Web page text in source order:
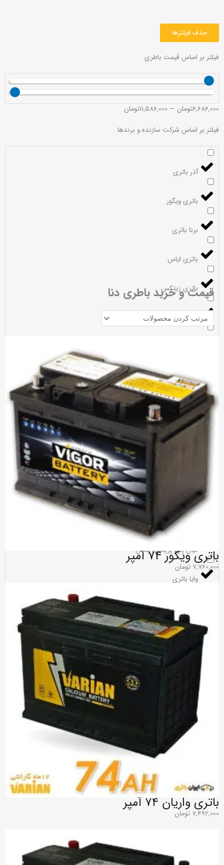
حذف فیلترها
فیلتر بر اساس قیمت باطری
6,686,000تومان —
11,586,000تومان
فیلتر بر اساس شرکت سازنده و برندها
آذر باتری
باتری ویگور
برنا باتری
باتری ایاس
باتری زیتکس
باتری گلوبال
باتری اوربیتال
باتری سوزوکی
صبا باتری
باتری واریان
کیان باتری
کیان پاور پریمیوم پلاس
وایا باتری
باتری پورانکو
باتری دوون
باتری وایا
قیمت و خرید باطری دنا
باتری ویگور 74 آمپر
7,760,000 تومان
باتری واریان ۷۴ آمپر
7,492,000 تومان